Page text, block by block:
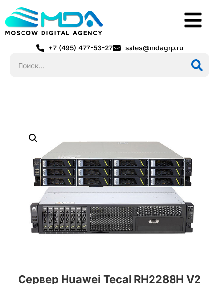
+7 (495) 477-53-27 sales@mdagrp.ru
Сервер Huawei Tecal RH2288H V2